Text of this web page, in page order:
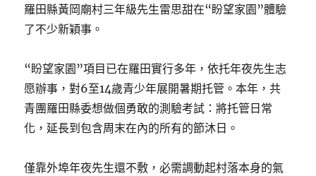
羅田縣黃岡廟村三年級先生雷思甜在“盼望家園”體驗
了不少新穎事。
“盼望家園”項目已在羅田實行多年，依托年夜先生志
愿辦事，對6至14歲青少年展開暑期托管。本年，共
青團羅田縣委想做個勇敢的測驗考試：將托管日常
化，延長到包含周末在內的所有的節沐日。
僅靠外埠年夜先生還不敷，必需調動起村落本身的氣